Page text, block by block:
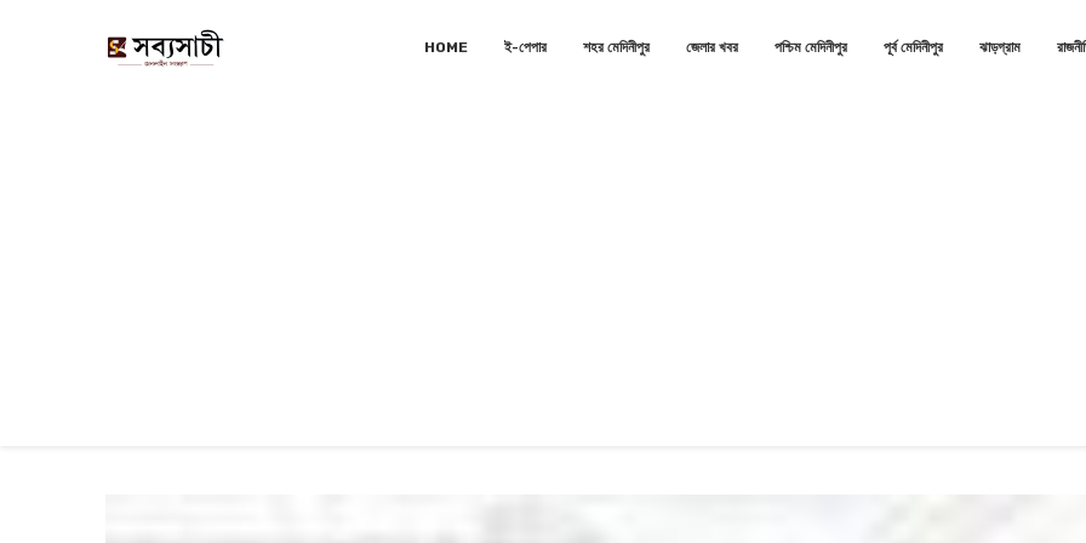
HOME ই-পেপার শহর মেদিনীপুর জেলার খবর পশ্চিম মেদিনীপুর পূর্ব মেদিনীপুর ঝাড়গ্রাম